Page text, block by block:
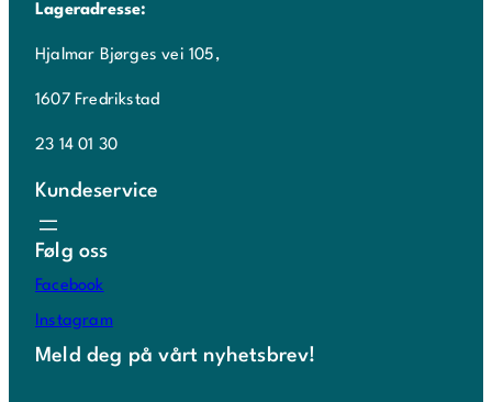
Lageradresse:
Hjalmar Bjørges vei 105,
1607 Fredrikstad
23 14 01 30
Kundeservice
Følg oss
Facebook
Instagram
Meld deg på vårt nyhetsbrev!